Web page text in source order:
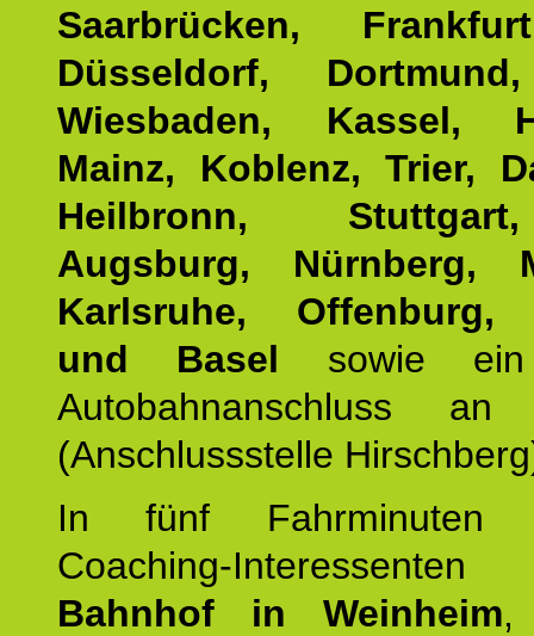
Saarbrücken,
Düsseldorf,
Wiesbaden, Kassel,
Mainz, Koblenz, Trier,
Heilbronn,
Augsburg, Nürnberg,
Karlsruhe, Offenburg,
und Basel sowie ein
Autobahnanschluss
(Anschlussstelle
In fünf Fahrminuten
Coaching-
Bahnhof in Weinheim,